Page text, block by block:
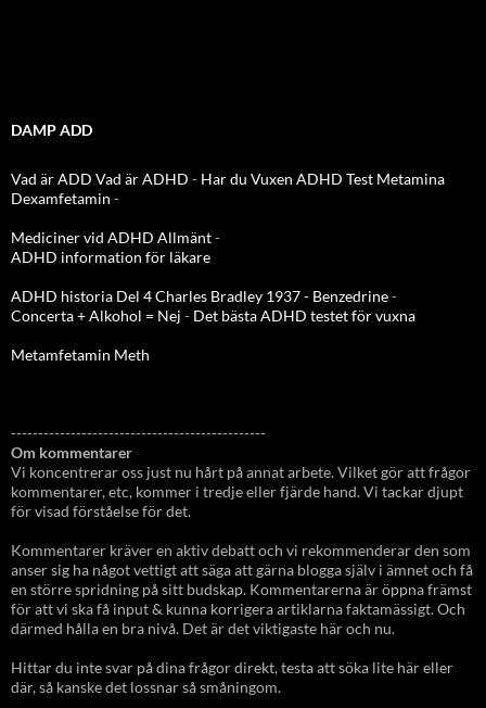
DAMP ADD
Vad är ADD Vad är ADHD - Har du Vuxen ADHD Test Metamina
Dexamfetamin -
Mediciner vid ADHD Allmänt-
ADHD information för läkare
ADHD historia Del 4 Charles Bradley 1937 - Benzedrine-
Concerta + Alkohol = Nej - Det bästa ADHD testet för vuxna
Metamfetamin Meth
-----------------------------------------------
Om kommentarer
Vi koncentrerar oss just nu hårt på annat arbete. Vilket gör att frågor
kommentarer, etc, kommer i tredje eller fjärde hand. Vi tackar djupt
för visad förståelse för det.
Kommentarer kräver en aktiv debatt och vi rekommenderar den som
anser sig ha något vettigt att säga att gärna blogga själv i ämnet och få
en större spridning på sitt budskap. Kommentarerna är öppna främst
för att vi ska få input & kunna korrigera artiklarna faktamässigt. Och
därmed hålla en bra nivå. Det är det viktigaste här och nu.
Hittar du inte svar på dina frågor direkt, testa att söka lite här eller
där, så kanske det lossnar så småningom.